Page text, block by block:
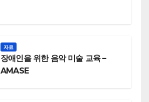
자료
장애인을 위한 음악 미술 교육 –
AMASE